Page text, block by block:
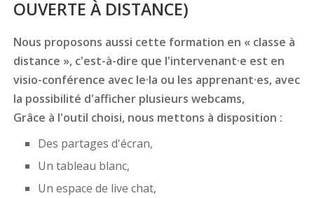
OUVERTE À DISTANCE)
Nous proposons aussi cette formation en « classe à
distance », c'est-à-dire que l'intervenant·e est en
visio-conférence avec le·la ou les apprenant·es, avec
la possibilité d'afficher plusieurs webcams,
Grâce à l'outil choisi, nous mettons à disposition :
Des partages d'écran,
Un tableau blanc,
Un espace de live chat,